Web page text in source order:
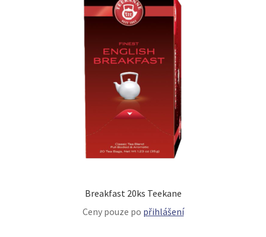
Breakfast 20ks Teekane
Ceny pouze po přihlášení